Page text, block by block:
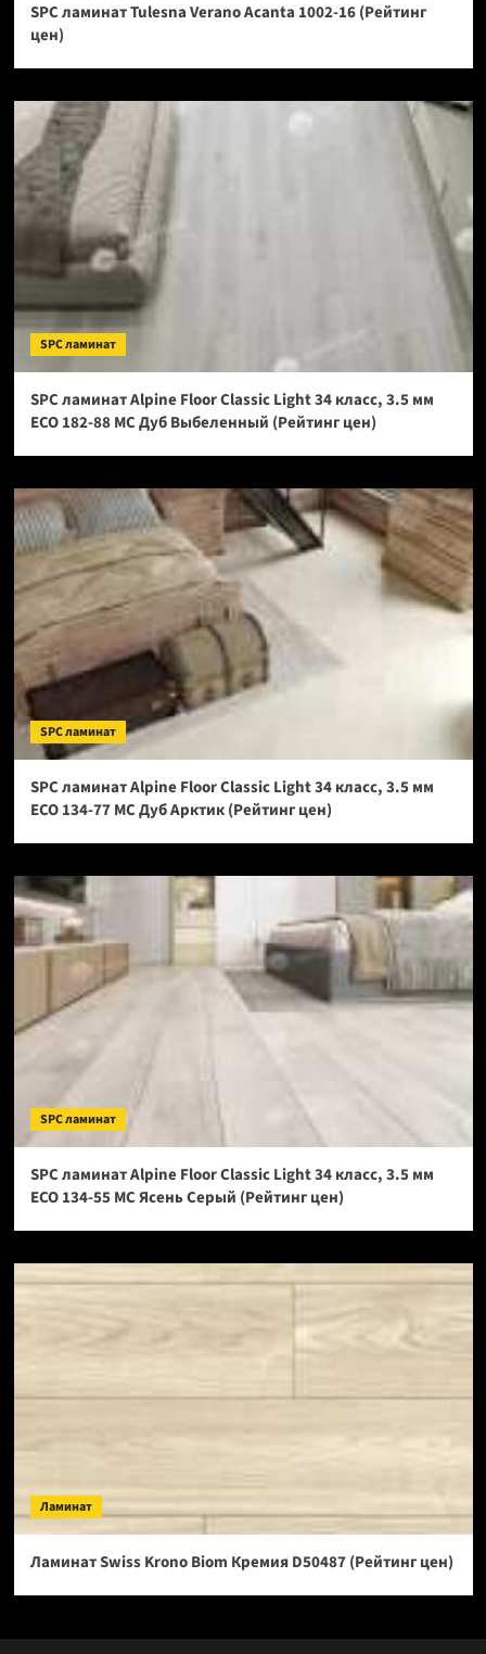
SPC ламинат Tulesna Verano Acanta 1002-16 (Рейтинг
цен)
SPC ламинат
SPC ламинат Alpine Floor Classic Light 34 класс, 3.5 мм
ECO 182-88 МС Дуб Выбеленный (Рейтинг цен)
SPC ламинат
SPC ламинат Alpine Floor Classic Light 34 класс, 3.5 мм
ECO 134-77 МС Дуб Арктик (Рейтинг цен)
SPC ламинат
SPC ламинат Alpine Floor Classic Light 34 класс, 3.5 мм
ECO 134-55 МС Ясень Серый (Рейтинг цен)
Ламинат
Ламинат Swiss Krono Biom Кремия D50487 (Рейтинг цен)